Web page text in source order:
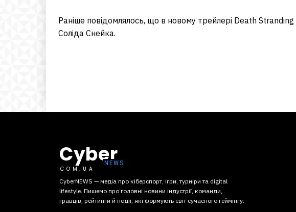
Раніше повідомлялось, що в новому трейлері Death
Соліда Снейка.
Cyber
COM.UA
CyberNEWS — медіа про кіберспорт, ігри, турніри та digital
lifestyle. Пишемо про головні новини індустрії, команди,
гравців, рейтинги й події, які формують світ сучасного геймінгу.